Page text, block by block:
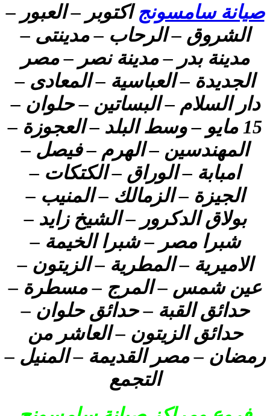
صيانة سامسونجاكتوبر – العبور –
الشروق – الرحاب – مدينتى –
مدينة بدر – مدينة نصر – مصر
الجديدة – العباسية – المعادى –
دار السلام – البساتين – حلوان –
15 مايو – وسط البلد – العجوزة –
المهندسين – الهرم – فيصل –
امبابة – الوراق – الكتكات –
الجيزة – الزمالك – المنيب –
بولاق الدكرور – الشيخ زايد –
شبرا مصر – شبرا الخيمة –
الاميرية – المطرية – الزيتون –
عين شمس – المرج – مسطرة –
حدائق القبة – حدائق حلوان –
حدائق الزيتون – العاشر من
رمضان – مصر القديمة – المنيل –
التجمع